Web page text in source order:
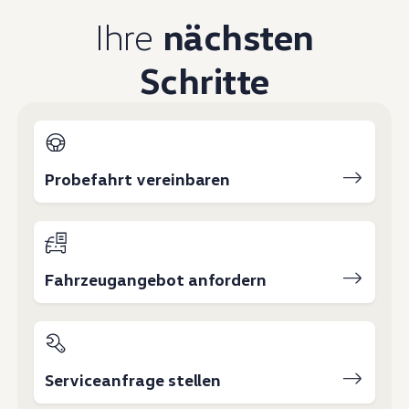
Lifestyle
Transport
Familie
Elektromobilität
Volkswagen R
Ihre nächsten
Schritte
Probefahrt vereinbaren
Fahrzeugangebot anfordern
Serviceanfrage stellen